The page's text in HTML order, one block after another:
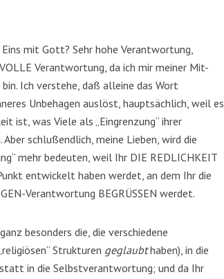
Eins mit Gott? Sehr hohe Verantwortung,
Verantwortung, da ich mir meiner Mit-
Ich verstehe, daß alleine das Wort
Unbehagen auslöst, hauptsächlich, weil es
ist, was Viele als „Eingrenzung“ ihrer
schlußendlich, meine Lieben, wird die
mehr bedeuten, weil Ihr DIE REDLICHKEIT
entwickelt haben werdet, an dem Ihr die
Verantwortung BEGRÜSSEN werdet.
besonders die, die verschiedene
Strukturen geglaubthaben), in die
in die Selbstverantwortung; und da Ihr